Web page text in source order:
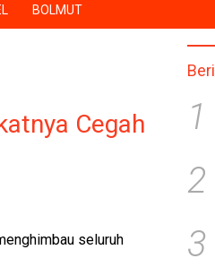
BOLMUT
Cegah
seluruh
1
2
3